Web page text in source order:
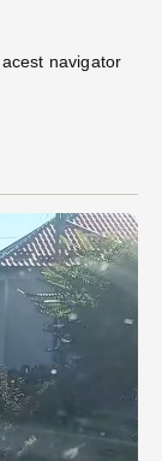
navigator